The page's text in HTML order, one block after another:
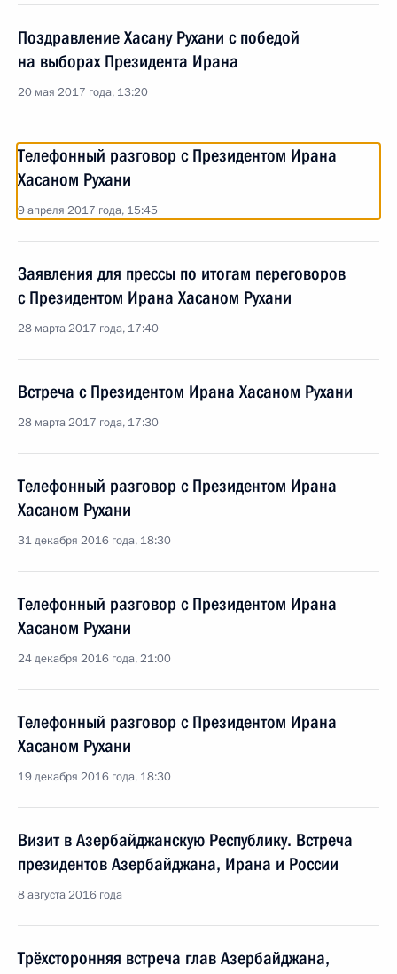
Поздравление Хасану Рухани с победой
на выборах Президента Ирана
20 мая 2017 года, 13:20
Телефонный разговор с Президентом Ирана
Хасаном Рухани
9 апреля 2017 года, 15:45
Заявления для прессы по итогам переговоров
с Президентом Ирана Хасаном Рухани
28 марта 2017 года, 17:40
Встреча с Президентом Ирана Хасаном Рухани
28 марта 2017 года, 17:30
Телефонный разговор с Президентом Ирана
Хасаном Рухани
31 декабря 2016 года, 18:30
Телефонный разговор с Президентом Ирана
Хасаном Рухани
24 декабря 2016 года, 21:00
Телефонный разговор с Президентом Ирана
Хасаном Рухани
19 декабря 2016 года, 18:30
Визит в Азербайджанскую Республику. Встреча
президентов Азербайджана, Ирана и России
8 августа 2016 года
Трёхсторонняя встреча глав Азербайджана,